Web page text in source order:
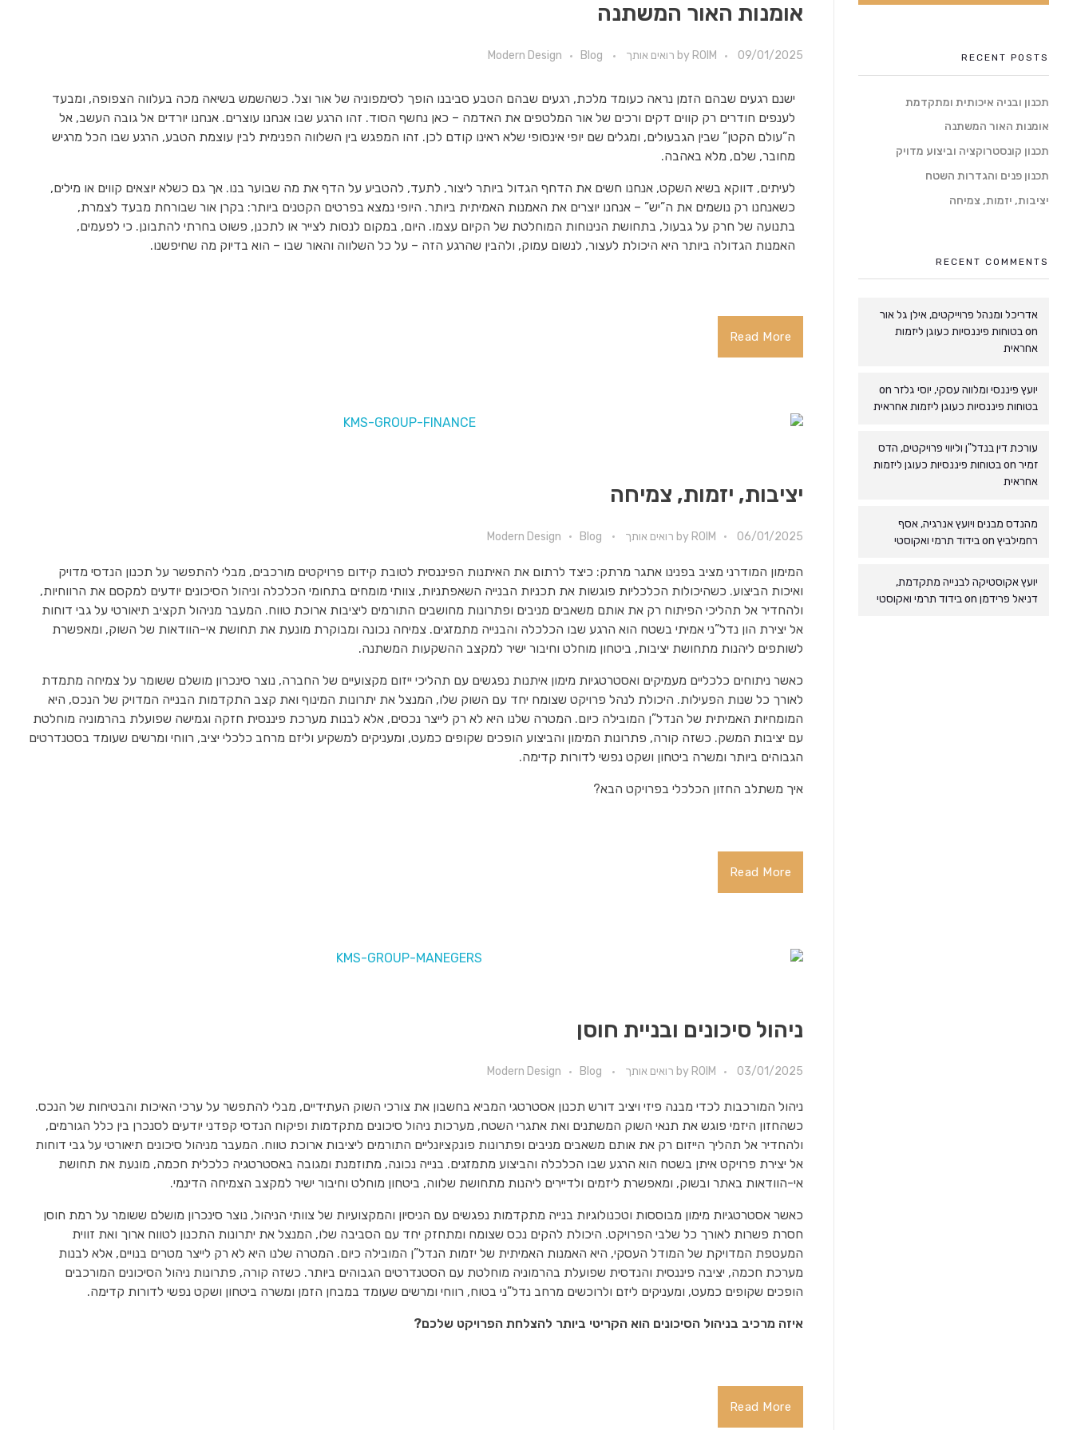
אומנות האור המשתנה
09/01/2025
by ROIM רואים אותך Blog
Modern Design
ישנם רגעים שבהם הזמן נראה כעומד מלכת, רגעים שבהם הטבע סביבנו הופך לסימפוניה של אור וצל. כשהשמש בשיאה מכה בעלווה הצפופה, ומבעד
לענפים חודרים רק קווים דקים ורכים של אור המלטפים את האדמה – כאן נחשף הסוד. זהו הרגע שבו אנחנו עוצרים. אנחנו יורדים אל גובה העשב, אל
ה”עולם הקטן” שבין הגבעולים, ומגלים שם יופי אינסופי שלא ראינו קודם לכן. זהו המפגש בין השלווה הפנימית לבין עוצמת הטבע, הרגע שבו הכל מרגיש
מחובר, שלם, מלא באהבה.
לעיתים, דווקא בשיא השקט, אנחנו חשים את הדחף הגדול ביותר ליצור, לתעד, להטביע על הדף את מה שבוער בנו. אך גם כשלא יוצאים קווים או מילים,
כשאנחנו רק נושמים את ה”יש” – אנחנו יוצרים את האמנות האמיתית ביותר. היופי נמצא בפרטים הקטנים ביותר: בקרן אור שבורחת מבעד לצמרת,
בתנועה של חרק על גבעול, בתחושת הנינוחות המוחלטת של הקיום עצמו. היום, במקום לנסות לצייר או לתכנן, פשוט בחרתי להתבונן. כי לפעמים,
האמנות הגדולה ביותר היא היכולת לעצור, לנשום עמוק, ולהבין שהרגע הזה – על כל השלווה והאור שבו – הוא בדיוק מה שחיפשנו.
Read More
יציבות, יזמות, צמיחה
06/01/2025
by ROIM רואים אותך Blog
Modern Design
המימון המודרני מציב בפנינו אתגר מרתק: כיצד לרתום את האיתנות הפיננסית לטובת קידום פרויקטים מורכבים, מבלי להתפשר על תכנון הנדסי מדויק
ואיכות הביצוע. כשהיכולות הכלכליות פוגשות את תכניות הבנייה השאפתניות, צוותי מומחים בתחומי הכלכלה וניהול הסיכונים יודעים למקסם את הרווחיות,
ולהחדיר אל תהליכי הפיתוח רק את אותם משאבים מניבים ופתרונות מחושבים התורמים ליציבות ארוכת טווח. המעבר מניהול תקציב תיאורטי על גבי דוחות
אל יצירת הון נדל”ני אמיתי בשטח הוא הרגע שבו הכלכלה והבנייה מתמזגים. צמיחה נכונה ומבוקרת מונעת את תחושת אי-הוודאות של השוק, ומאפשרת
לשותפים ליהנות מתחושת יציבות, ביטחון מוחלט וחיבור ישיר למקצב ההשקעות המשתנה.
כאשר ניתוחים כלכליים מעמיקים ואסטרטגיות מימון איתנות נפגשים עם תהליכי ייזום מקצועיים של החברה, נוצר סינכרון מושלם ששומר על צמיחה מתמדת
לאורך כל שנות הפעילות. היכולת לנהל פרויקט שצומח יחד עם השוק שלו, המנצל את יתרונות המינוף ואת קצב התקדמות הבנייה המדויק של הנכס, היא
המומחיות האמיתית של הנדל”ן המובילה כיום. המטרה שלנו היא לא רק לייצר נכסים, אלא לבנות מערכת פיננסית חזקה וגמישה שפועלת בהרמוניה מוחלטת
עם יציבות המשק. כשזה קורה, פתרונות המימון והביצוע הופכים שקופים כמעט, ומעניקים למשקיע וליזם מרחב כלכלי יציב, רווחי ומרשים שעומד בסטנדרטים
הגבוהים ביותר ומשרה ביטחון ושקט נפשי לדורות קדימה.
איך משתלב החזון הכלכלי בפרויקט הבא?
Read More
ניהול סיכונים ובניית חוסן
03/01/2025
by ROIM רואים אותך Blog
Modern Design
ניהול המורכבות לכדי מבנה פיזי ויציב דורש תכנון אסטרטגי המביא בחשבון את צורכי השוק העתידיים, מבלי להתפשר על ערכי האיכות והבטיחות של הנכס.
כשהחזון היזמי פוגש את תנאי השוק המשתנים ואת אתגרי השטח, מערכות ניהול סיכונים מתקדמות ופיקוח הנדסי קפדני יודעים לסנכרן בין כלל הגורמים,
ולהחדיר אל תהליך הייזום רק את אותם משאבים מניבים ופתרונות פונקציונליים התורמים ליציבות ארוכת טווח. המעבר מניהול סיכונים תיאורטי על גבי דוחות
אל יצירת פרויקט איתן בשטח הוא הרגע שבו הכלכלה והביצוע מתמזגים. בנייה נכונה, מתוזמנת ומגובה באסטרטגיה כלכלית חכמה, מונעת את תחושת
אי-הוודאות באתר ובשוק, ומאפשרת ליזמים ולדיירים ליהנות מתחושת שלווה, ביטחון מוחלט וחיבור ישיר למקצב הצמיחה הדינמי.
כאשר אסטרטגיות מימון מבוססות וטכנולוגיות בנייה מתקדמות נפגשים עם הניסיון והמקצועיות של צוותי הניהול, נוצר סינכרון מושלם ששומר על רמת חוסן
חסרת פשרות לאורך כל שלבי הפרויקט. היכולת להקים נכס שצומח ומתחזק יחד עם הסביבה שלו, המנצל את יתרונות התכנון לטווח ארוך ואת זווית
המעטפת המדויקת של המודל העסקי, היא האמנות האמיתית של יזמות הנדל”ן המובילה כיום. המטרה שלנו היא לא רק לייצר מטרים בנויים, אלא לבנות
מערכת חכמה, יציבה פיננסית והנדסית שפועלת בהרמוניה מוחלטת עם הסטנדרטים הגבוהים ביותר. כשזה קורה, פתרונות ניהול הסיכונים המורכבים
הופכים שקופים כמעט, ומעניקים ליזם ולרוכשים מרחב נדל”ני בטוח, רווחי ומרשים שעומד במבחן הזמן ומשרה ביטחון ושקט נפשי לדורות קדימה.
איזה מרכיב בניהול הסיכונים הוא הקריטי ביותר להצלחת הפרויקט שלכם?
Read More
RECENT POSTS
תכנון ובניה איכותית ומתקדמת
אומנות האור המשתנה
תכנון קונסטרוקציה וביצוע מדויק
תכנון פנים והגדרות השטח
יציבות, יזמות, צמיחה
RECENT COMMENTS
אדריכל ומנהל פרוייקטים, אילן גל אור
onבטוחות פיננסיות כעוגן ליזמות
אחראית
יועץ פיננסי ומלווה עסקי, יוסי גלזר
בטוחות פיננסיות כעוגן ליזמות אחראית
עורכת דין בנדל"ן וליווי פרויקטים, הדס
זמיר
בטוחות פיננסיות כעוגן ליזמות
אחראית
מהנדס מבנים ויועץ אנרגיה, אסף
רחמילביץ
בידוד תרמי ואקוסטי
יועץ אקוסטיקה לבנייה מתקדמת,
דניאל פרידמן
בידוד תרמי ואקוסטי